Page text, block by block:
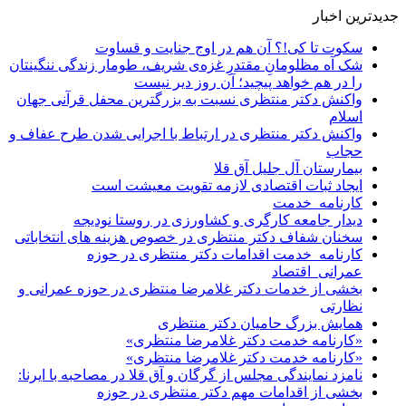
جدیدترین اخبار
سکوت تا کی!؟ آن هم در اوج جنایت و قساوت
شک آه مظلومانِ مقتدرِ غزه‌ی شریف، طومار زندگی ننگینتان
را در هم خواهد پیچید؛ آن روز دیر نیست
واکنش دکتر منتظری نسبت به بزرگترین محفل قرآنی جهان
اسلام
واکنش دکتر منتظری در ارتباط با اجرایی شدن طرح عفاف و
حجاب
بیمارستان آل جلیل آق قلا
ایجاد ثبات اقتصادی لازمه تقویت معیشت است
کارنامه_خدمت
دیدار جامعه کارگری و کشاورزی در روستا نودیجه
سخنان شفاف دکتر منتظری در خصوص هزینه های انتخاباتی
کارنامه_خدمت اقدامات دکتر منتظری در حوزه
عمرانی_اقتصاد
بخشی از خدمات دکتر غلامرضا منتظری در حوزه عمرانی و
نظارتی
همایش بزرگ حامیان دکتر منتظری
«کارنامه خدمت دکتر غلامرضا منتظری»
«کارنامه خدمت دکتر غلامرضا منتظری»
نامزد نمایندگی مجلس از گرگان و آق قلا در مصاحبه با ایرنا:
بخشی از اقدامات مهم دکتر منتظری در حوزه